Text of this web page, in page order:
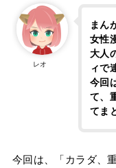
レオ
まん
女性
大人
ィで
今回
て、
てま
今回は、「カラダ、